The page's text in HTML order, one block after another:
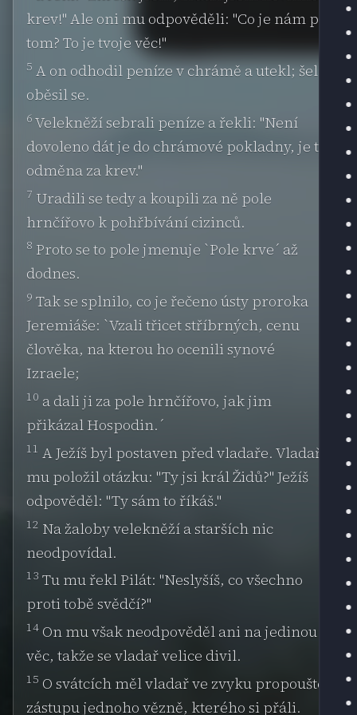
krev!" Ale oni mu odpověděli: "Co je nám po
tom? To je tvoje věc!"
5 A on odhodil peníze v chrámě a utekl; šel a
oběsil se.
6 Velekněží sebrali peníze a řekli: "Není
dovoleno dát je do chrámové pokladny, je to
odměna za krev."
7 Uradili se tedy a koupili za ně pole
hrnčířovo k pohřbívání cizinců.
8 Proto se to pole jmenuje `Pole krve´ až
dodnes.
9 Tak se splnilo, co je řečeno ústy proroka
Jeremiáše: `Vzali třicet stříbrných, cenu
člověka, na kterou ho ocenili synové
Izraele;
10 a dali ji za pole hrnčířovo, jak jim
přikázal Hospodin.´
11 A Ježíš byl postaven před vladaře. Vladař
mu položil otázku: "Ty jsi král Židů?" Ježíš
odpověděl: "Ty sám to říkáš."
12 Na žaloby velekněží a starších nic
neodpovídal.
13 Tu mu řekl Pilát: "Neslyšíš, co všechno
proti tobě svědčí?"
14 On mu však neodpověděl ani na jedinou
věc, takže se vladař velice divil.
15 O svátcích měl vladař ve zvyku propouštět
zástupu jednoho vězně, kterého si přáli.